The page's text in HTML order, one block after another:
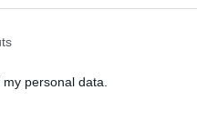
personal data.
şef al Casa